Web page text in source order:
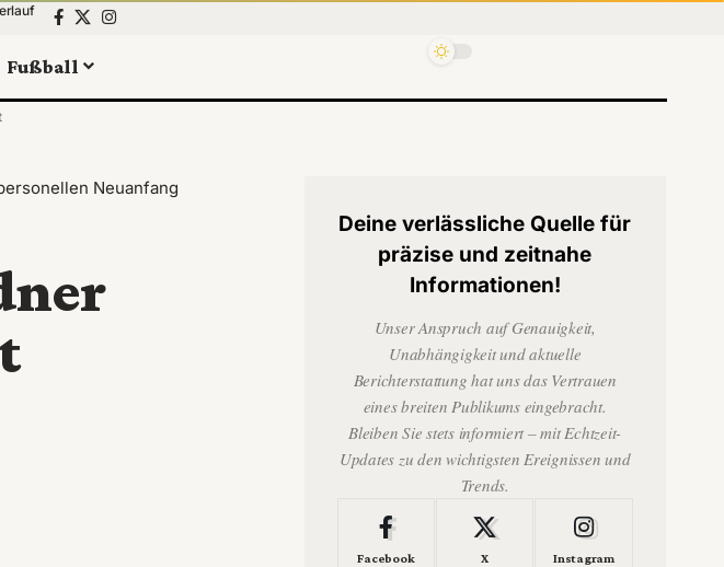
Fußball
Neuanfang
Deine verlässliche Quelle für
präzise und zeitnahe
Informationen!
Unser Anspruch auf Genauigkeit,
Unabhängigkeit und aktuelle
Berichterstattung hat uns das Vertrauen
eines breiten Publikums eingebracht.
Bleiben Sie stets informiert – mit Echtzeit-
Updates zu den wichtigsten Ereignissen und
Trends.
Facebook X Instagram